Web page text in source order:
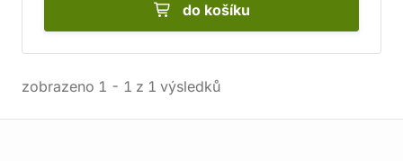
do košíku
zobrazeno 1 - 1 z 1 výsledků